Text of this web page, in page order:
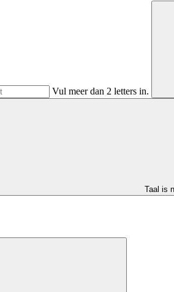
Vul meer dan 2 letters in.
Taal is